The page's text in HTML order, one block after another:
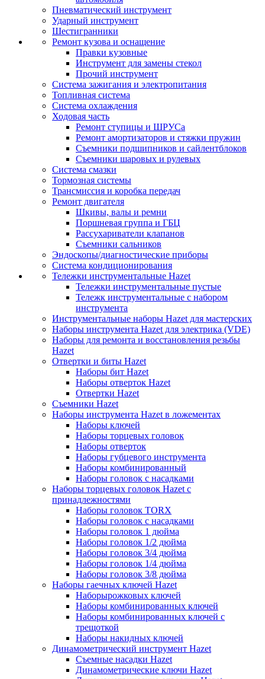
Пневматический инструмент
Ударный инструмент
Шестигранники
Ремонт кузова и оснащение
Правки кузовные
Инструмент для замены стекол
Прочий инструмент
Система зажигания и электропитания
Топливная система
Система охлаждения
Ходовая часть
Ремонт ступицы и ШРУСа
Ремонт амортизаторов и стяжки пружин
Съемники подшипников и сайлентблоков
Съемники шаровых и рулевых
Система смазки
Тормозная системы
Трансмиссия и коробка передач
Ремонт двигателя
Шкивы, валы и ремни
Поршневая группа и ГБЦ
Рассухариватели клапанов
Съемники сальников
Эндоскопы/диагностические приборы
Система кондиционирования
Тележки инструментальные Hazet
Тележки инструментальные пустые
Тележк инструментальные с набором
инструмента
Инструментальные наборы Hazet для мастерских
Наборы инструмента Hazet для электрика (VDE)
Наборы для ремонта и восстановления резьбы
Hazet
Отвертки и биты Hazet
Наборы бит Hazet
Наборы отверток Hazet
Отвертки Hazet
Съемники Hazet
Наборы инструмента Hazet в ложементах
Наборы ключей
Наборы торцевых головок
Наборы отверток
Наборы губцевого инструмента
Наборы комбинированный
Наборы головок с насадками
Наборы торцевых головок Hazet с
принадлежностями
Наборы головок TORX
Наборы головок с насадками
Наборы головок 1 дюйма
Наборы головок 1/2 дюйма
Наборы головок 3/4 дюйма
Наборы головок 1/4 дюйма
Наборы головок 3/8 дюйма
Наборы гаечных ключей Hazet
Наборырожковых ключей
Наборы комбинированных ключей
Наборы комбинированных ключей с
трещоткой
Наборы накидных ключей
Динамометрический инструмент Hazet
Съемные насадки Hazet
Динамометрические ключи Hazet